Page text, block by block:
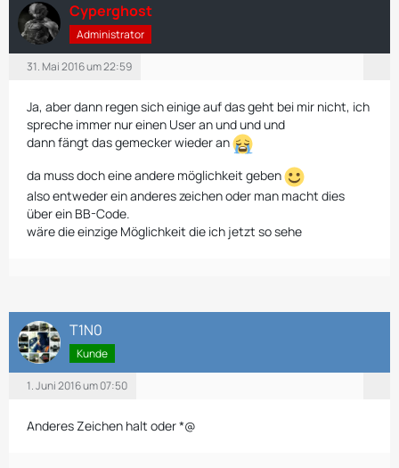
Cyperghost
Administrator
31. Mai 2016 um 22:59
Ja, aber dann regen sich einige auf das geht bei mir nicht, ich
spreche immer nur einen User an und und und
dann fängt das gemecker wieder an
da muss doch eine andere möglichkeit geben
also entweder ein anderes zeichen oder man macht dies
über ein BB-Code.
wäre die einzige Möglichkeit die ich jetzt so sehe
T1N0
Kunde
1. Juni 2016 um 07:50
Anderes Zeichen halt oder *@